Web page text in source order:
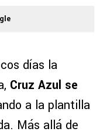
días la
Cruz Azul se
a la plantilla
Más allá de